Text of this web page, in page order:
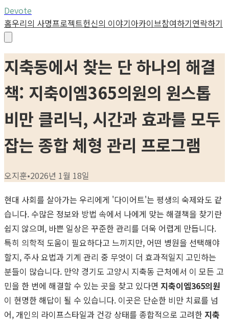
Devote
홈우리의 사명프로젝트헌신의 이야기아카이브참여하기연락하기
지축동에서 찾는 단 하나의 해결
책: 지축이엠365의원의 원스톱
비만 클리닉, 시간과 효과를 모두
잡는 종합 체형 관리 프로그램
오지훈•2026년 1월 18일
현대 사회를 살아가는 우리에게 '다이어트'는 평생의 숙제와도 같
습니다. 수많은 정보와 방법 속에서 나에게 맞는 해결책을 찾기란
쉽지 않으며, 바쁜 일상은 꾸준한 관리를 더욱 어렵게 만듭니다.
특히 의학적 도움이 필요하다고 느끼지만, 어떤 병원을 선택해야
할지, 주사 요법과 기계 관리 중 무엇이 더 효과적일지 고민하는
분들이 많습니다. 만약 경기도 고양시 지축동 근처에서 이 모든 고
민을 한 번에 해결할 수 있는 곳을 찾고 있다면 지축이엠365의원
이 현명한 해답이 될 수 있습니다. 이곳은 단순한 비만 치료를 넘
어, 개인의 라이프스타일과 건강 상태를 종합적으로 고려한 지축